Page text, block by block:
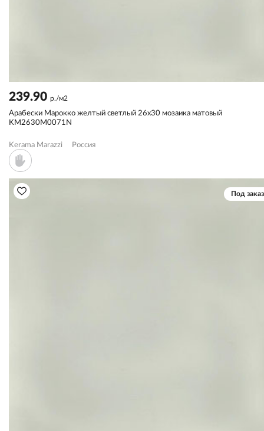
239.90 р./м2
Арабески Марокко желтый светлый 26x30 мозаика матовый
KM2630M0071N
Kerama Marazzi Россия
Под заказ